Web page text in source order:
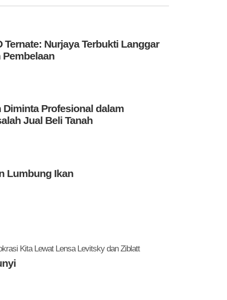
Ternate: Nurjaya Terbukti Langgar
Pembelaan
Diminta Profesional dalam
Jual Beli Tanah
Lumbung Ikan
Kita Lewat Lensa Levitsky dan Ziblatt